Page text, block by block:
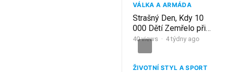
VÁLKA A ARMÁDA
Strašný Den, Kdy 10
000 Dětí Zemřelo při
Bombardování
40views · 4 týdny ago
ŽIVOTNÍ STYL A SPORT